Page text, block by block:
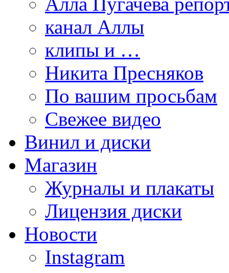
канал Аллы
клипы и …
Никита Пресняков
По вашим просьбам
Свежее видео
Винил и диски
Магазин
Журналы и плакаты
Лицензия диски
Новости
Instagram